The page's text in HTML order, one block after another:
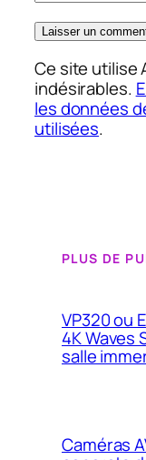
Ce site utilise
indésirables.
les données
utilisées.
PLUS DE
VP320 ou
4K Waves
salle
Caméras